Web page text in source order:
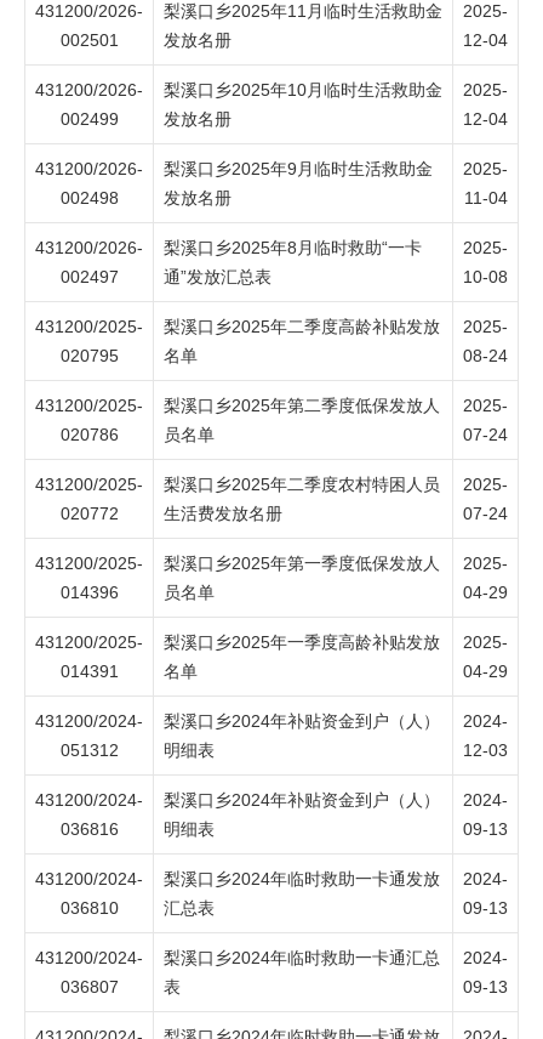
431200/2026-
002501
梨溪口乡2025年11月临时生活救助金
发放名册
2025-
12-04
431200/2026-
002499
梨溪口乡2025年10月临时生活救助金
发放名册
2025-
12-04
431200/2026-
002498
梨溪口乡2025年9月临时生活救助金
发放名册
2025-
11-04
431200/2026-
002497
梨溪口乡2025年8月临时救助“一卡
通”发放汇总表
2025-
10-08
431200/2025-
020795
梨溪口乡2025年二季度高龄补贴发放
名单
2025-
08-24
431200/2025-
020786
梨溪口乡2025年第二季度低保发放人
员名单
2025-
07-24
431200/2025-
020772
梨溪口乡2025年二季度农村特困人员
生活费发放名册
2025-
07-24
431200/2025-
014396
梨溪口乡2025年第一季度低保发放人
员名单
2025-
04-29
431200/2025-
014391
梨溪口乡2025年一季度高龄补贴发放
名单
2025-
04-29
431200/2024-
051312
梨溪口乡2024年补贴资金到户（人）
明细表
2024-
12-03
431200/2024-
036816
梨溪口乡2024年补贴资金到户（人）
明细表
2024-
09-13
431200/2024-
036810
梨溪口乡2024年临时救助一卡通发放
汇总表
2024-
09-13
431200/2024-
036807
梨溪口乡2024年临时救助一卡通汇总
表
2024-
09-13